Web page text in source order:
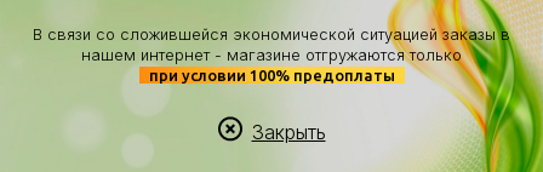
В связи со сложившейся экономической ситуацией заказы в
нашем интернет - магазине отгружаются только
при условии 100% предоплаты
Закрыть